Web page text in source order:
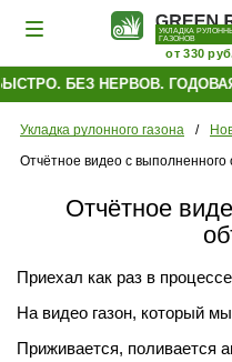
УКЛАДКА
ГАЗОНОВ
от 330
БЕЗ НЕРВОВ. ГОДОВАЯ
Укладка рулонного газона /
Отчётное видео с выполненного
Отчётное
Приехал как раз в
На видео газон, который
Приживается, поливается